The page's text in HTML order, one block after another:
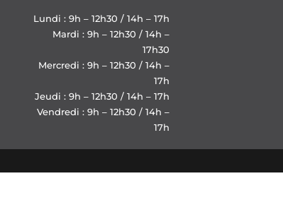
Lundi : 9h – 12h30 / 14h – 17h
Mardi : 9h – 12h30 / 14h –
17h30
Mercredi : 9h – 12h30 / 14h –
17h
Jeudi : 9h – 12h30 / 14h – 17h
Vendredi : 9h – 12h30 / 14h –
17h